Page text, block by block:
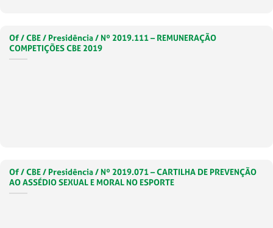
Of / CBE / Presidência / Nº 2019.111 – REMUNERAÇÃO
COMPETIÇÕES CBE 2019
Of / CBE / Presidência / Nº 2019.071 – CARTILHA DE PREVENÇÃO
AO ASSÉDIO SEXUAL E MORAL NO ESPORTE